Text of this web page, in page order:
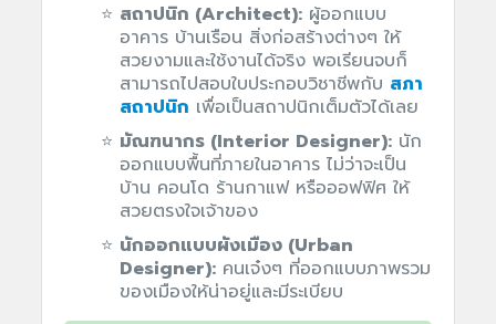
สถาปนิก (Architect):ผู้ออกแบบ
อาคาร บ้านเรือน สิ่งก่อสร้างต่างๆ ให้
สวยงามและใช้งานได้จริง พอเรียนจบก็
สามารถไปสอบใบประกอบวิชาชีพกับ สภา
สถาปนิก เพื่อเป็นสถาปนิกเต็มตัวได้เลย
มัณฑนากร (Interior Designer):นัก
ออกแบบพื้นที่ภายในอาคาร ไม่ว่าจะเป็น
บ้าน คอนโด ร้านกาแฟ หรือออฟฟิศ ให้
สวยตรงใจเจ้าของ
นักออกแบบผังเมือง (Urban
Designer):คนเจ๋งๆ ที่ออกแบบภาพรวม
ของเมืองให้น่าอยู่และมีระเบียบ